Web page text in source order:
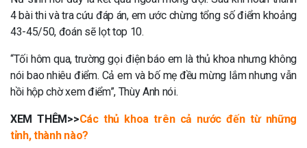
4 bài thi và tra cứu đáp án, em ước chừng tổng số điểm khoảng
43-45/50, đoán sẽ lọt top 10.
“Tối hôm qua, trường gọi điện báo em là thủ khoa nhưng không
nói bao nhiêu điểm. Cả em và bố mẹ đều mừng lắm nhưng vẫn
hồi hộp chờ xem điểm”, Thùy Anh nói.
XEM THÊM>>Các thủ khoa trên cả nước đến từ những
tỉnh, thành nào?